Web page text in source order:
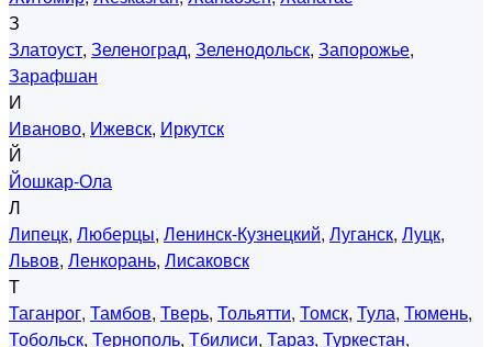
З
Златоуст, Зеленоград, Зеленодольск, Запорожье,
Зарафшан
И
Иваново, Ижевск, Иркутск
Й
Йошкар-Ола
Л
Липецк, Люберцы, Ленинск-Кузнецкий, Луганск, Луцк,
Львов, Ленкорань, Лисаковск
Т
Таганрог, Тамбов, Тверь, Тольятти, Томск, Тула, Тюмень,
Тобольск, Тернополь, Тбилиси, Тараз, Туркестан,